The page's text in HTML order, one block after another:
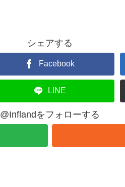
シェアする
Facebook
LINE
@Inflandをフォローする